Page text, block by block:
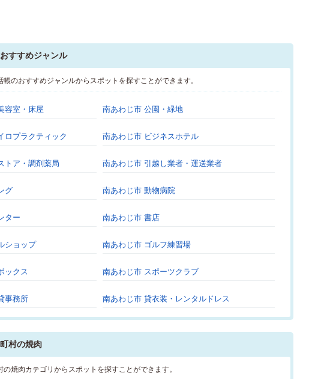
すすめジャンル
のおすすめジャンルからスポットを探すことができます。
容室・床屋 南あわじ市 公園・緑地
ロプラクティック 南あわじ市 ビジネスホテル
トア・調剤薬局 南あわじ市 引越し業者・運送業者
グ 南あわじ市 動物病院
ター 南あわじ市 書店
ショップ 南あわじ市 ゴルフ練習場
ックス 南あわじ市 スポーツクラブ
事務所 南あわじ市 貸衣装・レンタルドレス
村の焼肉
焼肉カテゴリからスポットを探すことができます。